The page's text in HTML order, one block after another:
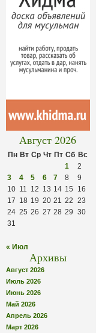
Август 2026
Пн Вт Ср Чт Пт Сб Вс
1
2
3
4 5 6 7 8
9
10 11 12 13 14 15
16
17 18 19 20 21 22 23
24 25 26 27 28 29 30
31
« Июл
Архивы
Август 2026
Июль 2026
Июнь 2026
Май 2026
Апрель 2026
Март 2026